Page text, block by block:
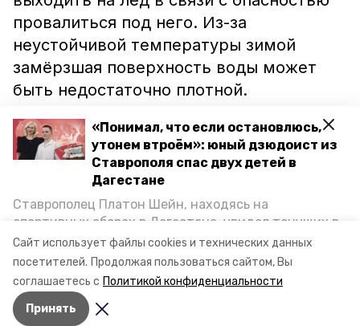
Сайт использует файлы cookies и технических данных
посетителей. Продолжая пользоваться сайтом, Вы
соглашаетесь с Политикой конфиденциальности
Принять
«Понимал, что если остановлюсь,
утонем втроём»: юный дзюдоист из
Ставрополя спас двух детей в
Дагестане
Ставрополец Платон Шейн, находясь на
спортивных сборах в Дегестане, увидел тонущих в
Каспийском море детей и бросился на помощь. По
возвращении домой, отважного мальчика
пригласили в министерство образования края и
наградили. Корреспондент «Победы26» пообщался
с юным героем.
провалиться под него. Из-за
неустойчивой температуры зимой
замёрзшая поверхность воды может
быть недостаточно плотной.
Ранее «Победа26» сообщала, что
ставропольцанаградятза спасение
девушки, провалившейся под лёд в
озере Буйвола. Данное поручение дал
губернатор края Владимир Владимиров.
Видео: ozeroess